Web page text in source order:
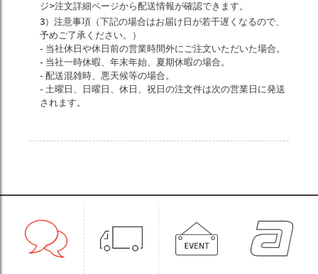
ジ>注文詳細ページから配送情報が確認できます。
3）注意事項（下記の場合はお届け日が若干遅くなるので、
予めご了承ください。）
- 当社休日や休日前の営業時間外にご注文いただいた場合。
- 当社一時休暇、年末年始、夏期休暇の場合。
- 配送混雑時、悪天候等の場合。
- 土曜日、日曜日、休日、祝日の注文件は次の営業日に発送
されます。